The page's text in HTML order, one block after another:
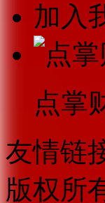
加入
点掌
友情链
版权所